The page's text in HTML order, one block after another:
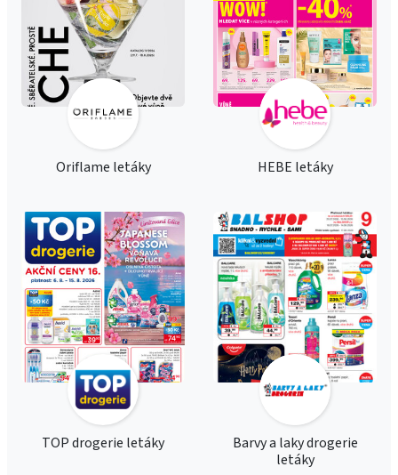
Oriflame letáky HEBE letáky
TOP drogerie letáky
Barvy a laky drogerie
letáky